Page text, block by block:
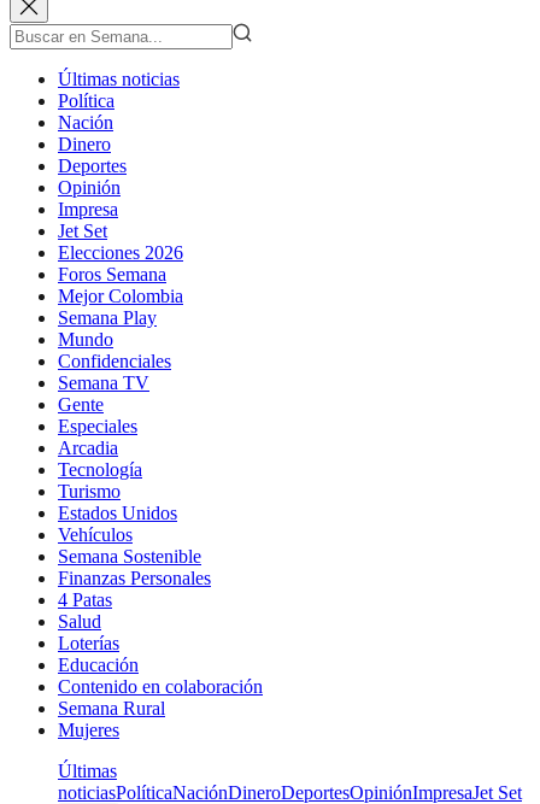
Últimas noticias
Política
Nación
Dinero
Deportes
Opinión
Impresa
Jet Set
Elecciones 2026
Foros Semana
Mejor Colombia
Semana Play
Mundo
Confidenciales
Semana TV
Gente
Especiales
Arcadia
Tecnología
Turismo
Estados Unidos
Vehículos
Semana Sostenible
Finanzas Personales
4 Patas
Salud
Loterías
Educación
Contenido en colaboración
Semana Rural
Mujeres
Últimas
noticiasPolíticaNaciónDineroDeportesOpiniónImpresaJet Set